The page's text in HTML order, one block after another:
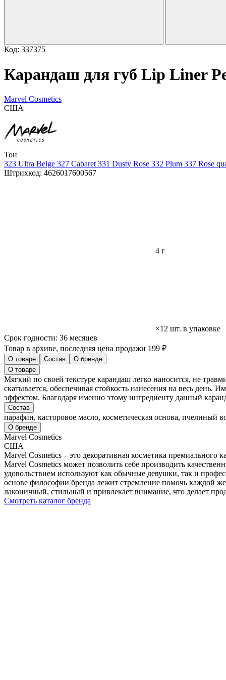
Код: 337375
Карандаш для губ Lip Liner
Marvel Cosmetics
США
Тон
323 Ultra Beige 327 Cabaret 331 Dusty Rose 332 Plum 337 Rose
Штрихкод: 4626017600567
4 г
×12 шт. в упаковке
Срок годности: 36 месяцев
Товар в архиве, последняя цена продажи 199 ₽
О товаре Состав
О бренде
О товаре
Мягкий по своей текстуре карандаш легко наносится, не
скатывается, обеспечивая стойкость нанесения на весь
эффектом. Благодаря именно этому ингредиенту данный
Состав
парафин, касторовое масло, косметическая основа, пчелиный
О бренде
Marvel Cosmetics
США
Marvel Cosmetics – это декоративная косметика премиального
Marvel Cosmetics может позволить себе производить
удовольствием используют как обычные девушки, так и
основе философии бренда лежит стремление помочь каждой
лаконичный, стильный и привлекает внимание, что делает
Смотреть каталог бренда